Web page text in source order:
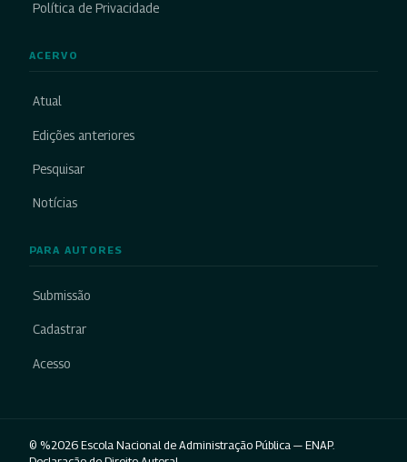
Política de Privacidade
ACERVO
Atual
Edições anteriores
Pesquisar
Notícias
PARA AUTORES
Submissão
Cadastrar
Acesso
© %2026 Escola Nacional de Administração Pública — ENAP.